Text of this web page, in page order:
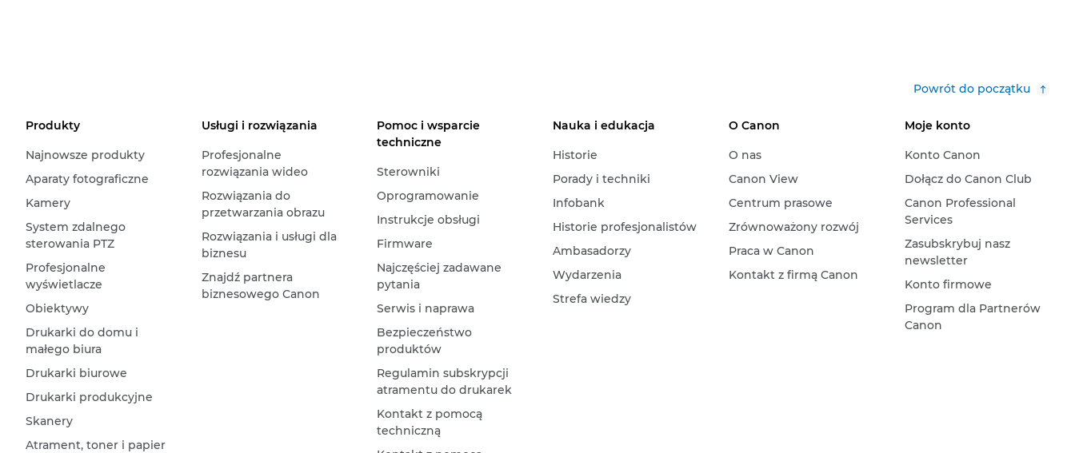
Powrót do początku
Produkty
Najnowsze produkty
Aparaty fotograficzne
Kamery
System zdalnego
sterowania PTZ
Profesjonalne
wyświetlacze
Obiektywy
Drukarki do domu i
małego biura
Drukarki biurowe
Drukarki produkcyjne
Skanery
Atrament, toner i papier
Usługi i rozwiązania
Profesjonalne
rozwiązania wideo
Rozwiązania do
przetwarzania obrazu
Rozwiązania i usługi dla
biznesu
Znajdź partnera
biznesowego Canon
Pomoc i wsparcie
techniczne
Sterowniki
Oprogramowanie
Instrukcje obsługi
Firmware
Najczęściej zadawane
pytania
Serwis i naprawa
Bezpieczeństwo
produktów
Regulamin subskrypcji
atramentu do drukarek
Kontakt z pomocą
techniczną
Nauka i edukacja
Historie
Porady i techniki
Infobank
Historie profesjonalistów
Ambasadorzy
Wydarzenia
Strefa wiedzy
O Canon
O nas
Canon View
Centrum prasowe
Zrównoważony rozwój
Praca w Canon
Kontakt z firmą Canon
Moje konto
Konto Canon
Dołącz do Canon Club
Canon Professional
Services
Zasubskrybuj nasz
newsletter
Konto firmowe
Program dla Partnerów
Canon